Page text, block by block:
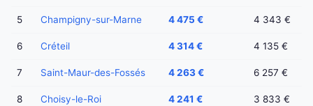
5 Champigny-sur-Marne 4 475 € 4 343 €
6 Créteil 4 314 € 4 135 €
7 Saint-Maur-des-Fossés 4 263 € 6 257 €
8 Choisy-le-Roi 4 241 € 3 833 €